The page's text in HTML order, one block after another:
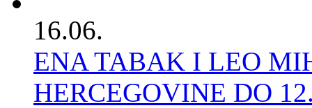
16.06.
ENA TABAK I LEO
HERCEGOVINE DO